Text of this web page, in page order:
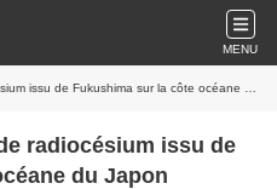
MENU
de Fukushima sur la côte océane du Japon
radiocésium issu de
du Japon